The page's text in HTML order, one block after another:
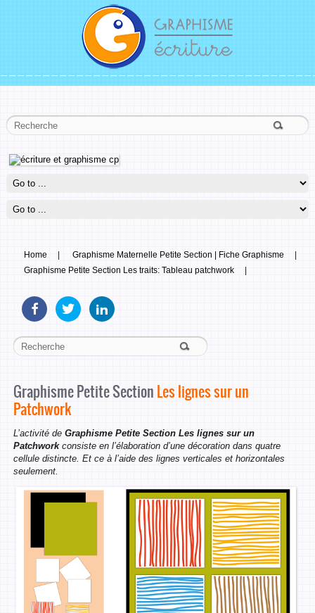
Home | Graphisme Maternelle Petite Section | Fiche Graphisme
|
Graphisme Petite Section Les traits: Tableau patchwork
|
Graphisme Petite SectionLes lignes sur un
Patchwork
L’activité de Graphisme Petite Section Les lignes sur un
Patchworkconsiste en l’élaboration d’une décoration dans quatre
cellule distincte. Et ce à l’aide des lignes verticales et horizontales
seulement.